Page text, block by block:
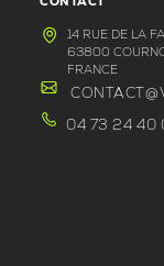
14 RUE DE LA
63800
FRANCE
04 73 24 40